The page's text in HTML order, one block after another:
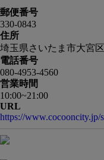
郵便番号
330-0843
住所
埼玉県さいたま市大宮
電話番号
080-4953-4560
営業時間
10:00~21:00
URL
https://www.cocooncity.jp/